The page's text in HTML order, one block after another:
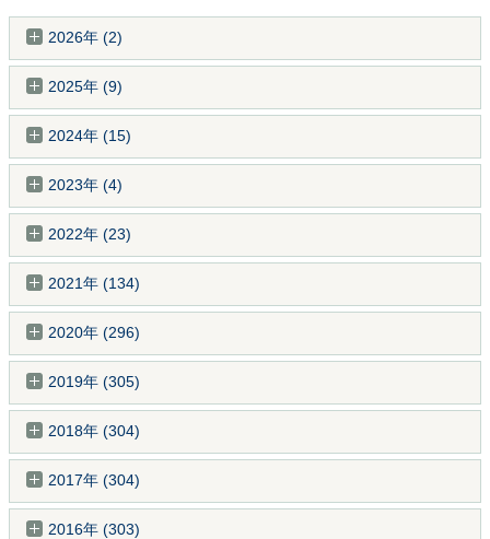
2026年 (2)
2025年 (9)
2024年 (15)
2023年 (4)
2022年 (23)
2021年 (134)
2020年 (296)
2019年 (305)
2018年 (304)
2017年 (304)
2016年 (303)